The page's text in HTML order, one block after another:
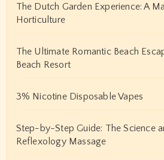
The Dutch Garden Experience: A
Horticulture
The Ultimate Romantic Beach
Beach Resort
3% Nicotine Disposable Vapes
Step-by-Step Guide: The Science
Reflexology Massage